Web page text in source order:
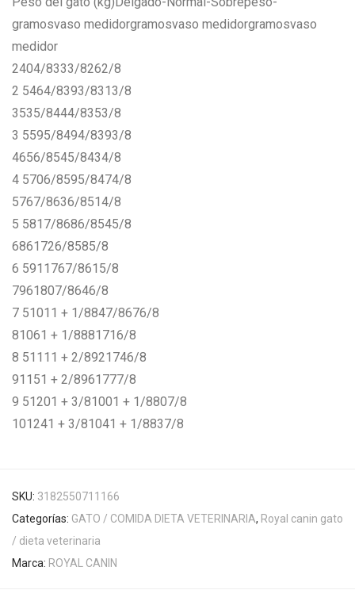
gramosvaso medidorgramosvaso medidorgramosvaso
medidor
2404/8333/8262/8
2 5464/8393/8313/8
3535/8444/8353/8
3 5595/8494/8393/8
4656/8545/8434/8
4 5706/8595/8474/8
5767/8636/8514/8
5 5817/8686/8545/8
6861726/8585/8
6 5911767/8615/8
7961807/8646/8
7 51011 + 1/8847/8676/8
81061 + 1/8881716/8
8 51111 + 2/8921746/8
91151 + 2/8961777/8
9 51201 + 3/81001 + 1/8807/8
101241 + 3/81041 + 1/8837/8
SKU: 3182550711166
Categorías: GATO / COMIDA DIETA VETERINARIA, Royal canin gato
/ dieta veterinaria
Marca: ROYAL CANIN